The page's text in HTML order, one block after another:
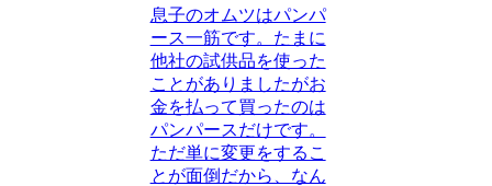
息子のオムツはパンパ
ース一筋です。たまに
他社の試供品を使った
ことがありましたがお
金を払って買ったのは
パンパースだけです。
ただ単に変更をするこ
とが面倒だから、なん